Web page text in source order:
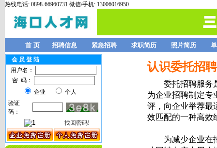
热线电话: 0898-66960731 微信/手机: 13006016950
首 页 招聘信息 紧急招聘 求职简历 照片简历
会 员 登 陆
用户名：
密 码：
企业
个人
验证
码：
找回密码!
认识委托招聘
委托招聘服务是
为企业招聘制定专
评，向企业举荐最
效匹配的一种高效
为减少企业在招